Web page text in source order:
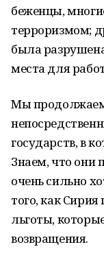
беженцы,
терроризмом;
была
места для
Мы
государств, в
Знаем, что они
очень сильно
того, как
льготы,
возвращения.